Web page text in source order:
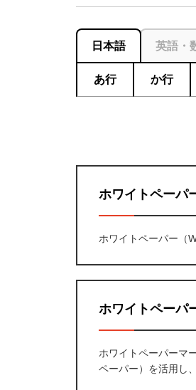
日本語 英語・
あ行 か行
ホワイトペーパ
ホワイトペーパー（
ホワイトペーパ
ホワイトペーパーマ
ペーパー）を活用し